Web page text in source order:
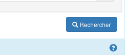
Rechercher